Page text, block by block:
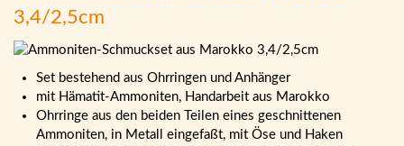
3,4/2,5cm
Set bestehend aus Ohrringen und Anhänger
mit Hämatit-Ammoniten, Handarbeit aus Marokko
Ohrringe aus den beiden Teilen eines geschnittenen
Ammoniten, in Metall eingefaßt, mit Öse und Haken